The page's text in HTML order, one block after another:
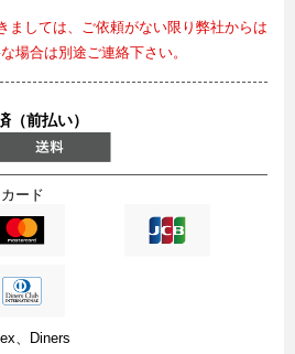
ましては、ご依頼がない限り弊社からは
場合は別途ご連絡下さい。
（前払い）
ード
、Diners